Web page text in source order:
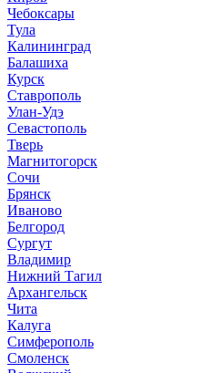
Чебоксары
Тула
Калининград
Балашиха
Курск
Ставрополь
Улан-Удэ
Севастополь
Тверь
Магнитогорск
Сочи
Брянск
Иваново
Белгород
Сургут
Владимир
Нижний Тагил
Архангельск
Чита
Калуга
Симферополь
Смоленск